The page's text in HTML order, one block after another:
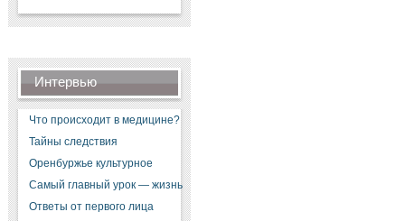
Интервью
Что происходит в медицине?
Тайны следствия
Оренбуржье культурное
Самый главный урок — жизнь
Ответы от первого лица